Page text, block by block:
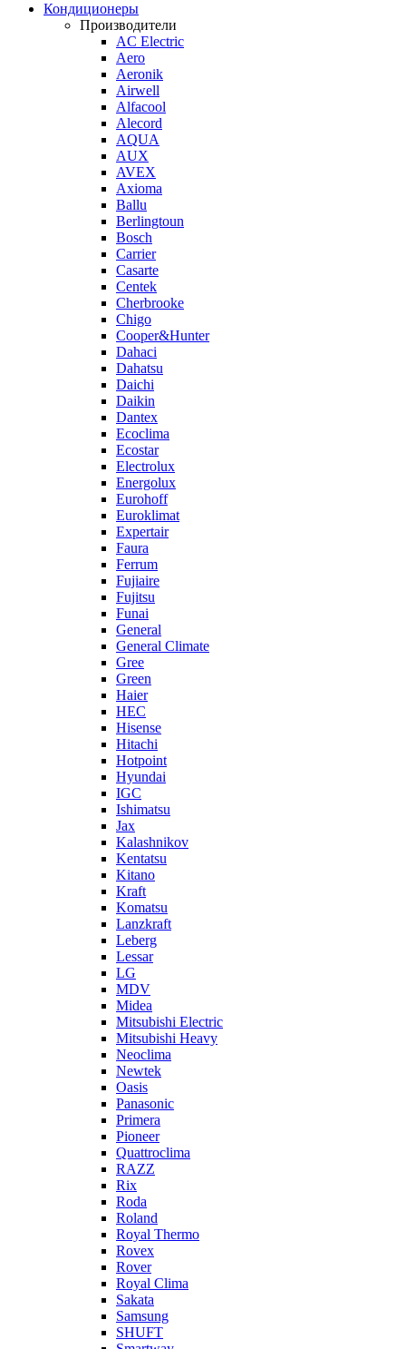
Кондиционеры
Производители
AC Electric
Aero
Aeronik
Airwell
Alfacool
Alecord
AQUA
AUX
AVEX
Axioma
Ballu
Berlingtoun
Bosch
Carrier
Casarte
Centek
Cherbrooke
Chigo
Cooper&Hunter
Dahaci
Dahatsu
Daichi
Daikin
Dantex
Ecoclima
Ecostar
Electrolux
Energolux
Eurohoff
Euroklimat
Expertair
Faura
Ferrum
Fujiaire
Fujitsu
Funai
General
General Climate
Gree
Green
Haier
HEC
Hisense
Hitachi
Hotpoint
Hyundai
IGC
Ishimatsu
Jax
Kalashnikov
Kentatsu
Kitano
Kraft
Komatsu
Lanzkraft
Leberg
Lessar
LG
MDV
Midea
Mitsubishi Electric
Mitsubishi Heavy
Neoclima
Newtek
Oasis
Panasonic
Primera
Pioneer
Quattroclima
RAZZ
Rix
Roda
Roland
Royal Thermo
Rovex
Rover
Royal Clima
Sakata
Samsung
SHUFT